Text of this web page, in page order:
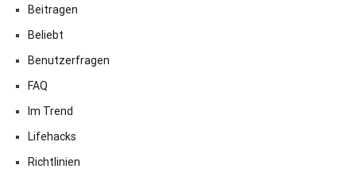
Beitragen
Beliebt
Benutzerfragen
FAQ
Im Trend
Lifehacks
Richtlinien